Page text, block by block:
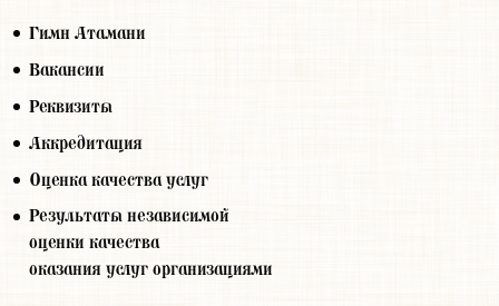
Гимн Атамани
Вакансии
Реквизиты
Аккредитация
Оценка качества услуг
Результаты независимой
оценки качества
оказания услуг организациями